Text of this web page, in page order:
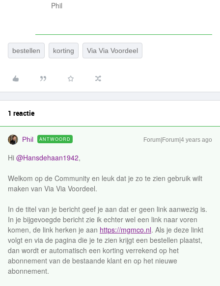
Phil
bestellen korting Via Via Voordeel
1 reactie
Phil ANTWOORD Forum|Forum|4 years ago
Hi @Hansdehaan1942,
Welkom op de Community en leuk dat je zo te zien gebruik wilt
maken van Via Via Voordeel.
In de titel van je bericht geef je aan dat er geen link aanwezig is.
In je bijgevoegde bericht zie ik echter wel een link naar voren
komen, de link herken je aan https://mgmco.nl. Als je deze linkt
volgt en via de pagina die je te zien krijgt een bestellen plaatst,
dan wordt er automatisch een korting verrekend op het
abonnement van de bestaande klant en op het nieuwe
abonnement.